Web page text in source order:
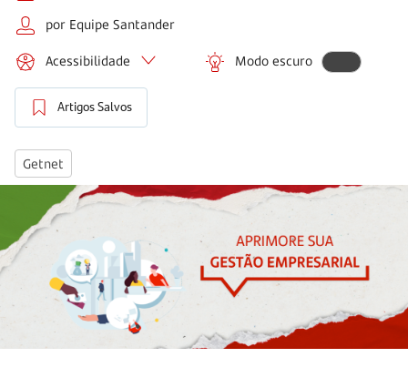
por Equipe Santander
Acessibilidade Modo escuro
Artigos Salvos
Getnet